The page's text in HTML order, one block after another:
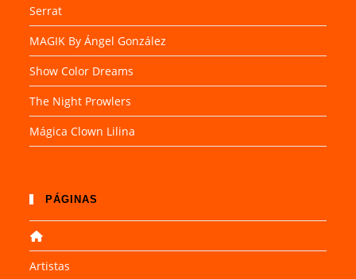
Serrat
MAGIK By Ángel González
Show Color Dreams
The Night Prowlers
Mágica Clown Lilina
PÁGINAS
Artistas